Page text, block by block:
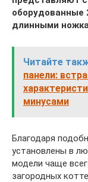
оборудованные
длинными
Читайте
панели:
минусами
Благодаря
установлены в
модели чаще
загородных